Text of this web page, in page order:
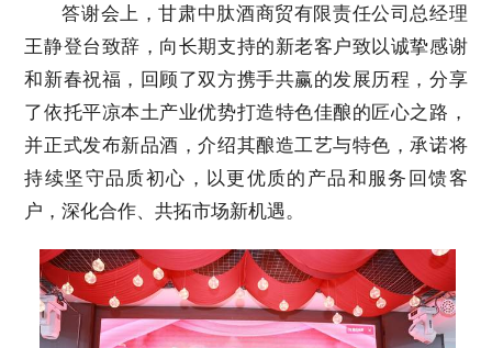
答谢会上，甘肃中肽酒商贸有限责任公司总经理
王静登台致辞，向长期支持的新老客户致以诚挚感谢
和新春祝福，回顾了双方携手共赢的发展历程，分享
了依托平凉本土产业优势打造特色佳酿的匠心之路，
并正式发布新品酒，介绍其酿造工艺与特色，承诺将
持续坚守品质初心，以更优质的产品和服务回馈客
户，深化合作、共拓市场新机遇。